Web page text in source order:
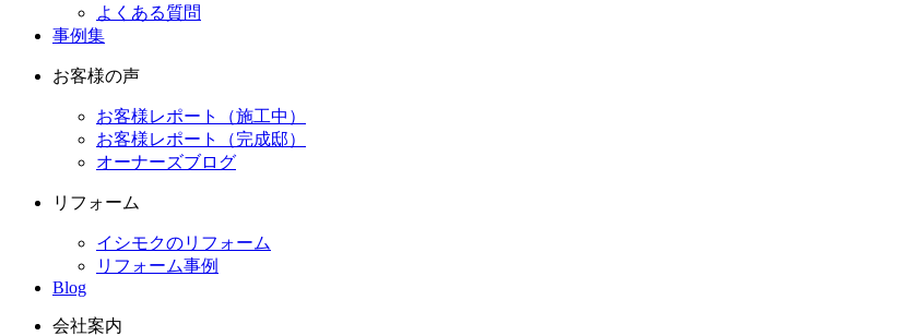
よくある質問
事例集
お客様の声
お客様レポート（施工中）
お客様レポート（完成邸）
オーナーズブログ
リフォーム
イシモクのリフォーム
リフォーム事例
Blog
会社案内